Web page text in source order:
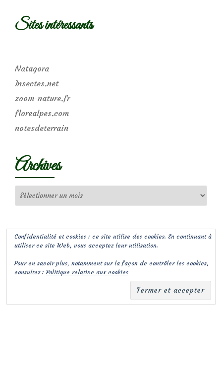
Sites intéressants
Natagora
Insectes.net
zoom-nature.fr
florealpes.com
notesdeterrain
Archives
Confidentialité et cookies : ce site utilise des cookies. En continuant à
utiliser ce site Web, vous acceptez leur utilisation.
Pour en savoir plus, notamment sur la façon de contrôler les cookies,
consultez :Politique relative aux cookies